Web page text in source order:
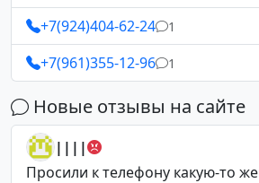
+7(924)404-62-24 1
+7(961)355-12-96 1
Новые отзывы на сайте
||||
Просили к телефону какую-то